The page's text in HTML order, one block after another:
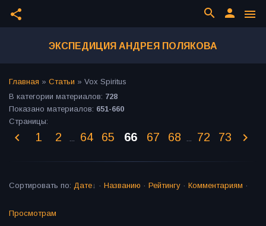
share menu
person
search
ЭКСПЕДИЦИЯ АНДРЕЯ ПОЛЯКОВА
Главная » Статьи » Vox Spiritus
В категории материалов: 728
Показано материалов: 651-660
Страницы:
1 2 ... 64 65 66 67 68 ... 72 73
Сортировать по: Дате · Названию · Рейтингу · Комментариям ·
Просмотрам